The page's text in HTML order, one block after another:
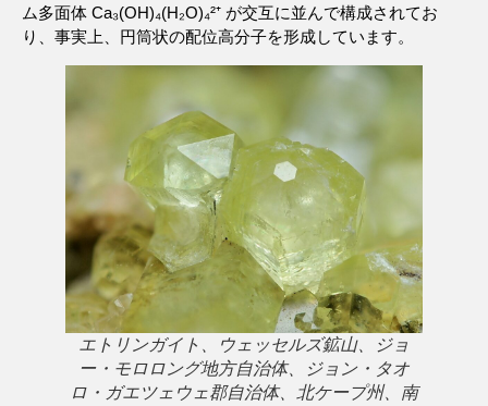
ム多面体 Ca₃(OH)₄(H₂O)₄²⁺ が交互に並んで構成されてお
り、事実上、円筒状の配位高分子を形成しています。
エトリンガイト、ウェッセルズ鉱山、ジョ
ー・モロロング地方自治体、ジョン・タオ
ロ・ガエツェウェ郡自治体、北ケープ州、南